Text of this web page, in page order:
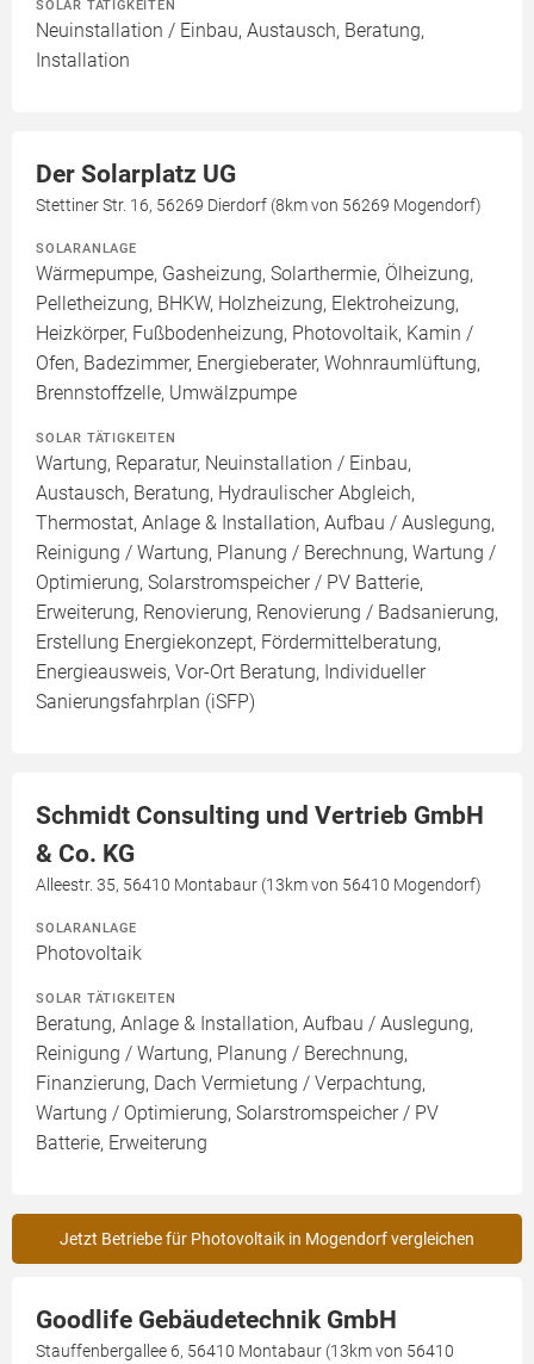
SOLAR TÄTIGKEITEN
Neuinstallation / Einbau, Austausch, Beratung,
Installation
Der Solarplatz UG
Stettiner Str. 16, 56269 Dierdorf (8km von 56269 Mogendorf)
SOLARANLAGE
Wärmepumpe, Gasheizung, Solarthermie, Ölheizung,
Pelletheizung, BHKW, Holzheizung, Elektroheizung,
Heizkörper, Fußbodenheizung, Photovoltaik, Kamin /
Ofen, Badezimmer, Energieberater, Wohnraumlüftung,
Brennstoffzelle, Umwälzpumpe
SOLAR TÄTIGKEITEN
Wartung, Reparatur, Neuinstallation / Einbau,
Austausch, Beratung, Hydraulischer Abgleich,
Thermostat, Anlage & Installation, Aufbau / Auslegung,
Reinigung / Wartung, Planung / Berechnung, Wartung /
Optimierung, Solarstromspeicher / PV Batterie,
Erweiterung, Renovierung, Renovierung / Badsanierung,
Erstellung Energiekonzept, Fördermittelberatung,
Energieausweis, Vor-Ort Beratung, Individueller
Sanierungsfahrplan (iSFP)
Schmidt Consulting und Vertrieb GmbH
& Co. KG
Alleestr. 35, 56410 Montabaur (13km von 56410 Mogendorf)
SOLARANLAGE
Photovoltaik
SOLAR TÄTIGKEITEN
Beratung, Anlage & Installation, Aufbau / Auslegung,
Reinigung / Wartung, Planung / Berechnung,
Finanzierung, Dach Vermietung / Verpachtung,
Wartung / Optimierung, Solarstromspeicher / PV
Batterie, Erweiterung
Jetzt Betriebe für Photovoltaik in Mogendorf vergleichen
Goodlife Gebäudetechnik GmbH
Stauffenbergallee 6, 56410 Montabaur (13km von 56410